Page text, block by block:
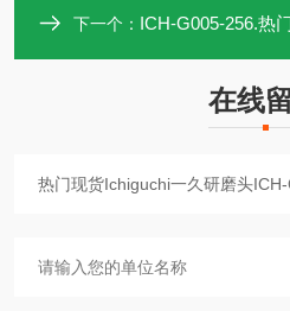
下一个： ICH-G005-256.热门现货
在线